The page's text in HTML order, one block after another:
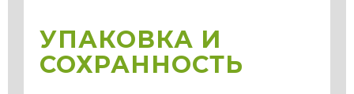
УПАКОВКА И
СОХРАННОСТЬ